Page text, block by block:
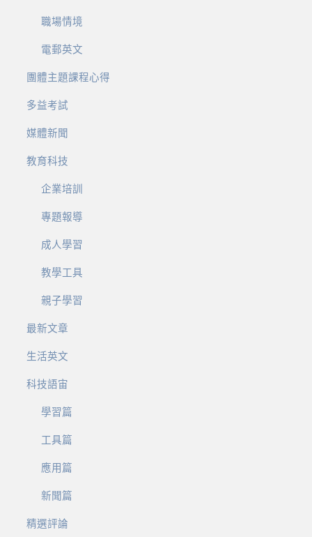
職場情境
電郵英文
團體主題課程心得
多益考試
媒體新聞
教育科技
企業培訓
專題報導
成人學習
教學工具
親子學習
最新文章
生活英文
科技語宙
學習篇
工具篇
應用篇
新聞篇
精選評論